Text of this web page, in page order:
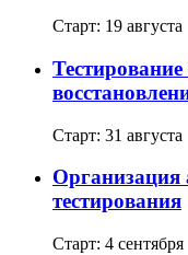
Старт: 19 августа
Старт: 31 августа
Организация
тестирования
Старт: 4 сентября